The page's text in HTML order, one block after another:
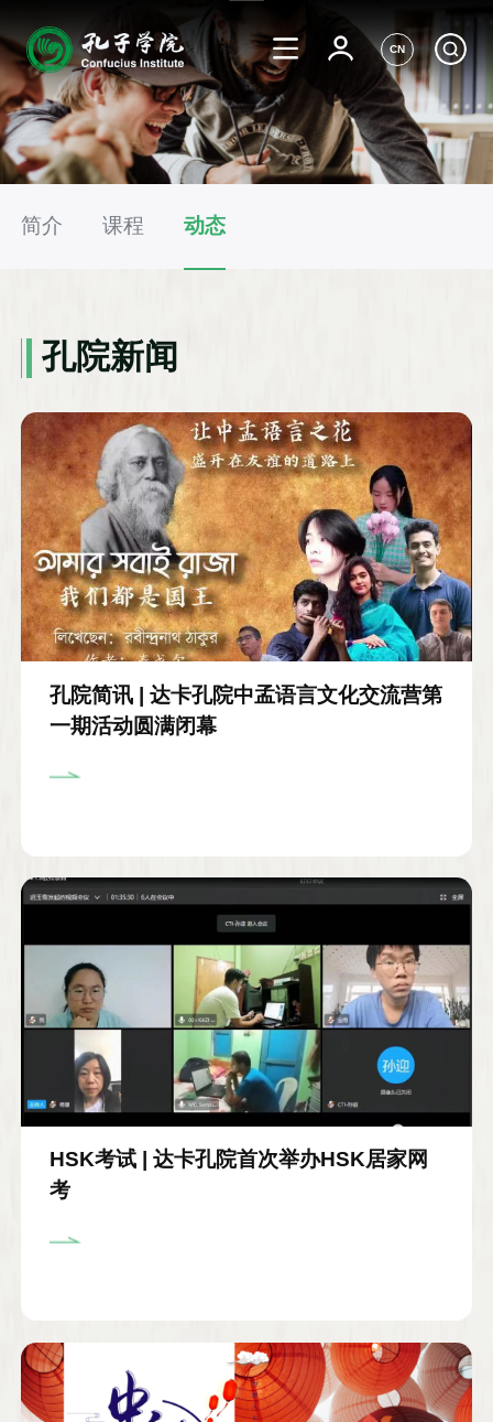
CN
简介 课程 动态
孔院新闻
孔院简讯 | 达卡孔院中孟语言文化交流营第
一期活动圆满闭幕
HSK考试 | 达卡孔院首次举办HSK居家网
考